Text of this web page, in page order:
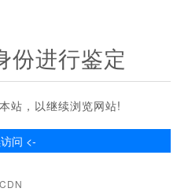
份进行鉴定
站，以继续浏览网站!